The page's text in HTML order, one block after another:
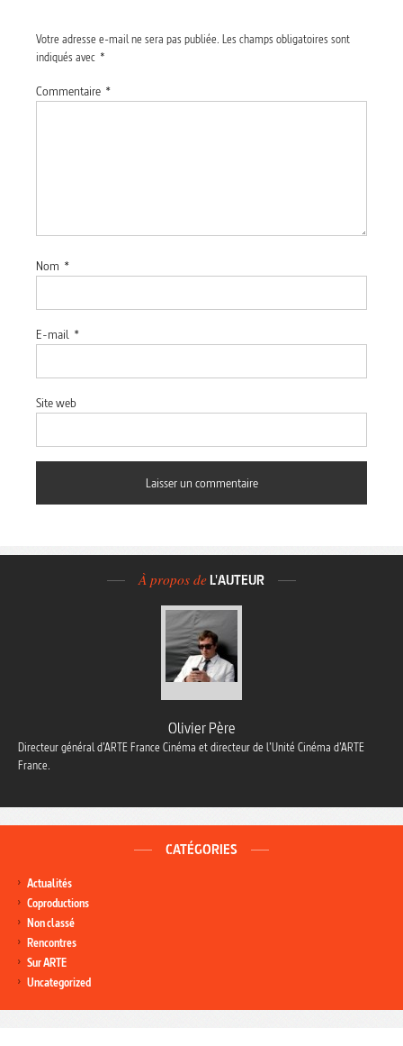
Votre adresse e-mail ne sera pas publiée. Les champs obligatoires sont
indiqués avec *
Commentaire *
Nom *
E-mail *
Site web
À propos de L'AUTEUR
Olivier Père
Directeur général d’ARTE France Cinéma et directeur de l’Unité Cinéma d’ARTE
France.
CATÉGORIES
Actualités
Coproductions
Non classé
Rencontres
Sur ARTE
Uncategorized